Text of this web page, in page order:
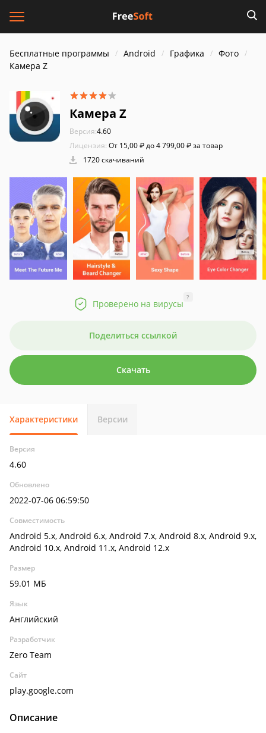
Бесплатные программы Android Графика
Фото
Камера Z
Камера Z
Версия:4.60
Лицензия: От 15,00 ₽ до 4 799,00 ₽ за товар
1720 скачиваний
Проверено на вирусы
?
Поделиться ссылкой
Скачать
Характеристики Версии
Версия
4.60
Обновлено
2022-07-06 06:59:50
Совместимость
Android 5.x, Android 6.x, Android 7.x, Android 8.x, Android 9.x,
Android 10.x, Android 11.x, Android 12.x
Размер
59.01 МБ
Язык
Английский
Разработчик
Zero Team
Сайт
play.google.com
Описание